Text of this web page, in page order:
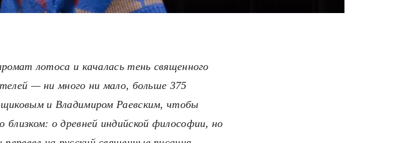
лотоса и качалась тень священного
— ни много ни мало, больше 375
и Владимиром Раевским, чтобы
близком: о древней индийской философии, но